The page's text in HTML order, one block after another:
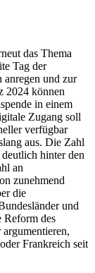
das Thema
Tag der
und zur
2024 können
in einem
Zugang soll
verfügbar
aus. Die Zahl
hinter den
an
zunehmend
die
und
Reform des
Frankreich seit